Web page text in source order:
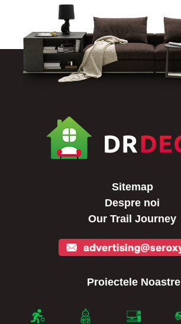
Sitemap
Despre noi
Our Trail Journey
Proiectele Noastre